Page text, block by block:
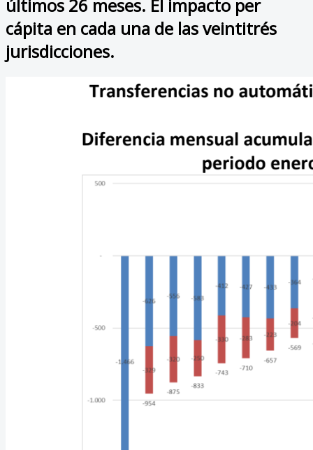
últimos 26 meses. El impacto per
cápita en cada una de las veintitrés
jurisdicciones.